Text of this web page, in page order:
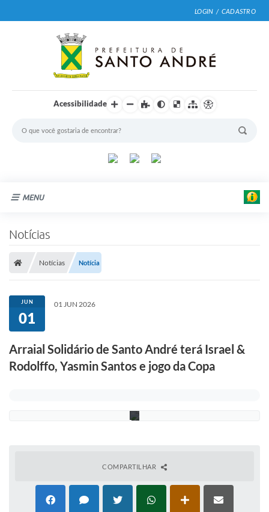
LOGIN / CADASTRO
Acessibilidade
MENU
Portal de Serviços
Transparência
Ônibus
Consultar Processos
Contas Públicas
Fale Conosco
FAQ - Perguntas Frequentes
Notícias
Notícias Notícia
JUN
01
01 JUN 2026
Arraial Solidário de Santo André terá Israel &
Rodolffo, Yasmin Santos e jogo da Copa
u
g
COMPARTILHAR